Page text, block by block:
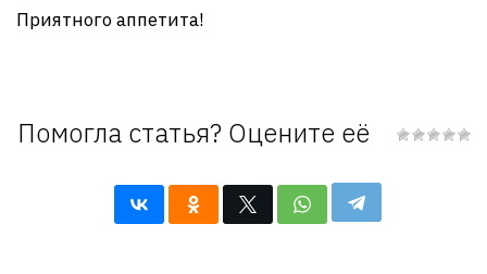
Приятного аппетита!
Помогла статья? Оцените её